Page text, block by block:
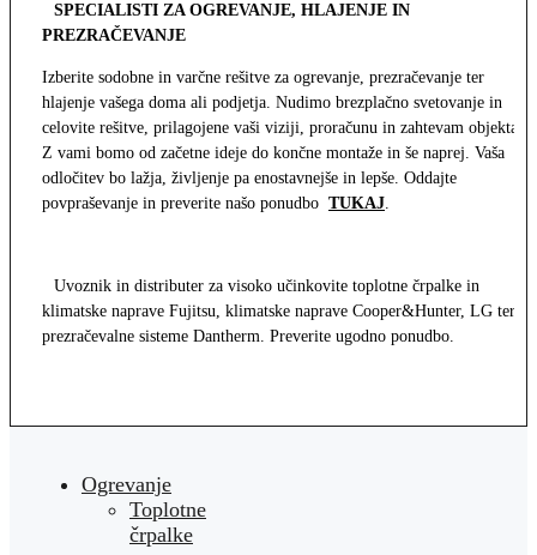
SPECIALISTI ZA OGREVANJE, HLAJENJE IN
PREZRAČEVANJE
Izberite sodobne in varčne rešitve za ogrevanje, prezračevanje ter
hlajenje vašega doma ali podjetja. Nudimo brezplačno svetovanje in
celovite rešitve, prilagojene vaši viziji, proračunu in zahtevam objekta.
Z vami bomo od začetne ideje do končne montaže in še naprej. Vaša
odločitev bo lažja, življenje pa enostavnejše in lepše. Oddajte
povpraševanje in preverite našo ponudbo TUKAJ.
Uvoznik in distributer za visoko učinkovite toplotne črpalke in
klimatske naprave Fujitsu, klimatske naprave Cooper&Hunter, LG ter
prezračevalne sisteme Dantherm. Preverite ugodno ponudbo.
Ogrevanje
Toplotne
črpalke